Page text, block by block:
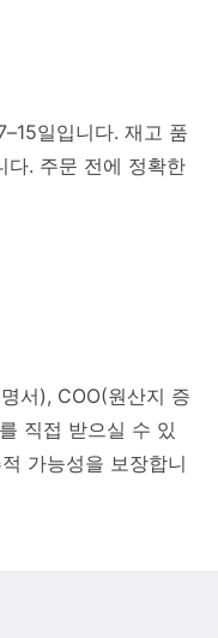
일입니다. 재고 품
다. 주문 전에 정확한
서), COO(원산지 증
직접 받으실 수 있
가능성을 보장합니